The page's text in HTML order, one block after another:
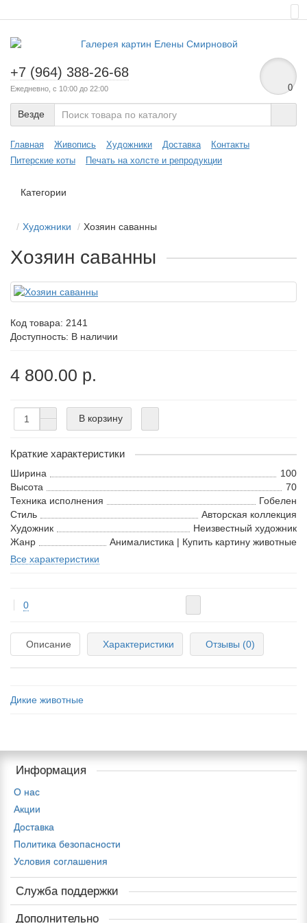
+7 (964) 388-26-68
Ежедневно, с 10:00 до 22:00 0
Везде
Главная Живопись Художники Доставка
Контакты
Питерские коты
Печать на холсте и репродукции
Категории
Художники Хозяин саванны
Хозяин саванны
Код товара: 2141
Доступность: В наличии
4 800.00 р.
В корзину
Краткие характеристики
Ширина
100
Высота
70
Техника исполнения
Гобелен
Стиль
Авторская коллекция
Художник
Неизвестный художник
Жанр
Анималистика | Купить картину животные
Все характеристики
0
Описание Характеристики Отзывы (0)
Дикие животные
Информация
О нас
Акции
Доставка
Политика безопасности
Условия соглашения
Служба поддержки
Дополнительно